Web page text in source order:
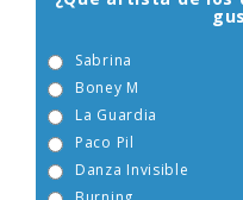
¿Qué artista de los
Boney M